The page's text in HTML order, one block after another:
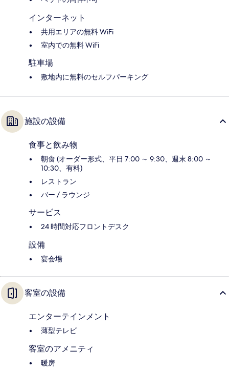
インターネット
共用エリアの無料 WiFi
室内での無料 WiFi
駐車場
敷地内に無料のセルフパーキング
施設の設備
食事と飲み物
朝食 (オーダー形式、平日 7:00 ～ 9:30、週末 8:00 ～
10:30、有料)
レストラン
バー / ラウンジ
サービス
24 時間対応フロントデスク
設備
宴会場
客室の設備
エンターテインメント
薄型テレビ
客室のアメニティ
暖房